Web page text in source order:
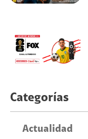
Categorías
Actualidad